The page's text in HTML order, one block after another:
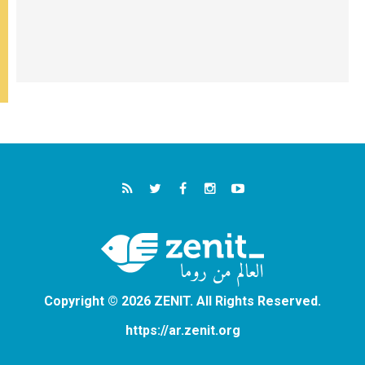
Copyright © 2026 ZENIT. All Rights Reserved.
https://ar.zenit.org